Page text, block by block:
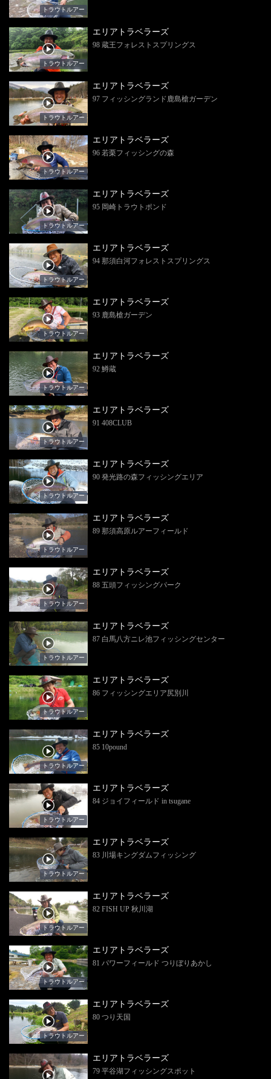
トラウトルアー
トラウトルアー
エリアトラベラーズ
98 蔵王フォレストスプリングス
トラウトルアー
エリアトラベラーズ
97 フィッシングランド鹿島槍ガーデン
トラウトルアー
エリアトラベラーズ
96 若栗フィッシングの森
トラウトルアー
エリアトラベラーズ
95 岡崎トラウトポンド
トラウトルアー
エリアトラベラーズ
94 那須白河フォレストスプリングス
トラウトルアー
エリアトラベラーズ
93 鹿島槍ガーデン
トラウトルアー
エリアトラベラーズ
92 鱒蔵
トラウトルアー
エリアトラベラーズ
91 408CLUB
トラウトルアー
エリアトラベラーズ
90 発光路の森フィッシングエリア
トラウトルアー
エリアトラベラーズ
89 那須高原ルアーフィールド
トラウトルアー
エリアトラベラーズ
88 五頭フィッシングパーク
トラウトルアー
エリアトラベラーズ
87 白馬八方ニレ池フィッシングセンター
トラウトルアー
エリアトラベラーズ
86 フィッシングエリア尻別川
トラウトルアー
エリアトラベラーズ
85 10pound
トラウトルアー
エリアトラベラーズ
84 ジョイフィールド in tsugane
トラウトルアー
エリアトラベラーズ
83 川場キングダムフィッシング
トラウトルアー
エリアトラベラーズ
82 FISH UP 秋川湖
トラウトルアー
エリアトラベラーズ
81 パワーフィールド つりぼりあかし
トラウトルアー
エリアトラベラーズ
80 つり天国
エリアトラベラーズ
79 平谷湖フィッシングスポット